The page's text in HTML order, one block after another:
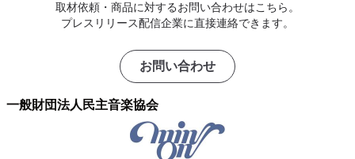
取材依頼・商品に対するお問い合わせはこちら。
プレスリリース配信企業に直接連絡できます。
お問い合わせ
一般財団法人民主音楽協会